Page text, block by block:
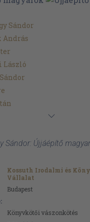
Sándor
András
László
Sándor: Újjáépítő
Kossuth Irodalmi és
Vállalat
Budapest
Könyvkötői vászonkötés